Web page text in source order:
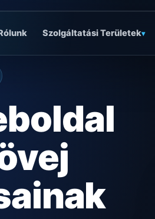
Szolgáltatási Területek▾